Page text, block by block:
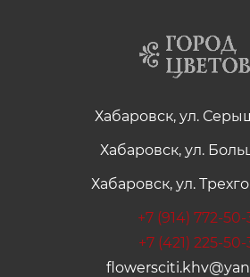
Хабаровск, ул.
Хабаровск, ул.
Хабаровск, ул.
+7 (914) 772-50-
+7 (421) 225-50-